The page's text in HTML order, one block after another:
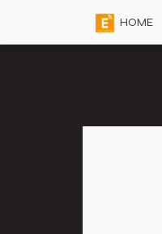
HOME